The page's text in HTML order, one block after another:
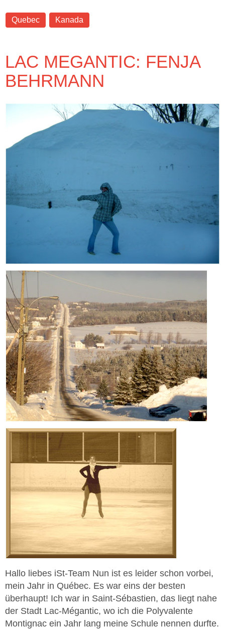
Quebec Kanada
LAC MEGANTIC: FENJA
BEHRMANN
Hallo liebes iSt-Team Nun ist es leider schon vorbei,
mein Jahr in Québec. Es war eins der besten
überhaupt! Ich war in Saint-Sébastien, das liegt nahe
der Stadt Lac-Mégantic, wo ich die Polyvalente
Montignac ein Jahr lang meine Schule nennen durfte.